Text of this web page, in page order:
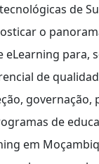
de
o
eLearning para,
de
governação,
de
em